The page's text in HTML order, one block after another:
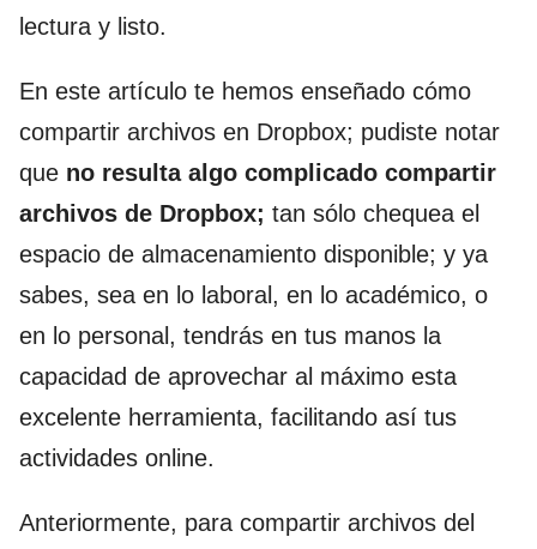
lectura y listo.
En este artículo te hemos enseñado cómo
compartir archivos en Dropbox; pudiste notar
que no resulta algo complicado compartir
archivos de Dropbox; tan sólo chequea el
espacio de almacenamiento disponible; y ya
sabes, sea en lo laboral, en lo académico, o
en lo personal, tendrás en tus manos la
capacidad de aprovechar al máximo esta
excelente herramienta, facilitando así tus
actividades online.
Anteriormente, para compartir archivos del